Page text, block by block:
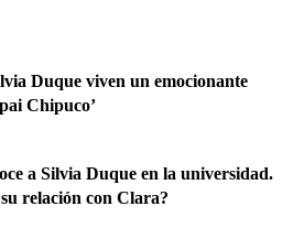
Duque viven un emocionante
Chipuco’
a Silvia Duque en la universidad.
relación con Clara?